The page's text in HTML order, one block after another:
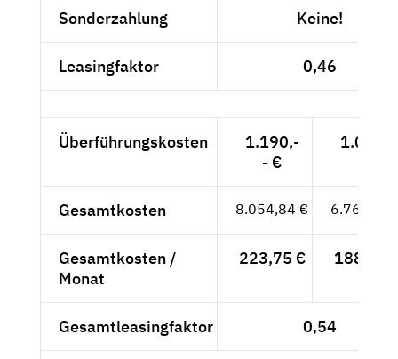
Sonderzahlung Keine!
Leasingfaktor 0,46
Überführungskosten
1.190,-
- €
1.000,-
Gesamtkosten 8.054,84 € 6.768,77
Gesamtkosten /
Monat
223,75 € 188,02
Gesamtleasingfaktor 0,54